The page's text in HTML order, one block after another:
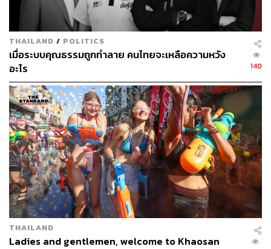
ออกเป็นกลุ่มต่างๆ จากความขัดแย้งและแตกแยก ถูกขยาย
ออกเป็นความเกลียดชัง จนบางครั้งมีการเผชิญหน้ากันเองจน
ไม่อาจร่วมมือกันได้ มองถึงปัญหาเหมือนกัน และรับรู้ว่าการ
แก้ไขปัญหาทุกปัญหาภาคประชาชนจะต้องเป็นผู้แก้ไขปัญหา
เองบนพื้นฐานของความสามัคคีร่วมกันทั้งประเทศ จึงจะ
แก้ไขวิกฤตได้อย่างสำเร็จในเวลาอันรวดเร็ว
“มีการอ้างอิงสถาบันหลักของประเทศ เพื่อกดขี่ฟังอำนาจ
เหนือการตรวจสอบใดๆ ไม่ต้องรับผิดชอบต่อการฉ้อฉลหรือ
เบียดบังทุจริตคอร์รัปชัน ไม่มีการปฏิรูปประเทศเพื่อประโยชน์
ประเทศชาติและประชาชนอย่างแท้จริง นำพาประเทศและ
ประชาชนไปถึงจุดวิกฤตอย่างที่ไม่เคยเกิดขึ้นมาก่อนบนแผ่น
ดินนี้ คณะหลอมรวมประชาชนจึงได้หารือร่วมกันจัดกิจกรรม
เพื่อให้เกิดความสามัคคีในหมู่ประชาชน นำพลัง ปัญญา
ความรู้ พลังใจ และจิตวิญญาณอันบริสุทธิ์และกล้าหาญของ
ประชาชนทุกคน เพื่อฟื้นคุณธรรมของแผ่นดิน คืนความ
ยุติธรรม ความเสมอภาคและเท่าเทียมทุกมิติ ให้แก่
THAILAND / POLITICS
เมื่อระบบคุณธรรมถูกทำลาย คนไทยจะเหลือความหวัง
อะไร
140
THAILAND
Ladies and gentlemen, welcome to Khaosan